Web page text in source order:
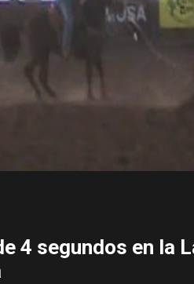
4 segundos en la